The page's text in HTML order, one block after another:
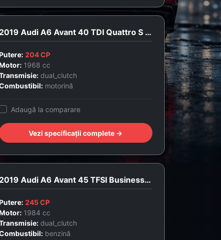
2019 Audi A6 Avant 40 TDI Quattro S Edition
204 CP
1968 cc
dual_clutch
motorină
Adaugă la comparare
Vezi specificații complete →
2019 Audi A6 Avant 45 TFSI Business Edition
245 CP
1984 cc
dual_clutch
benzină